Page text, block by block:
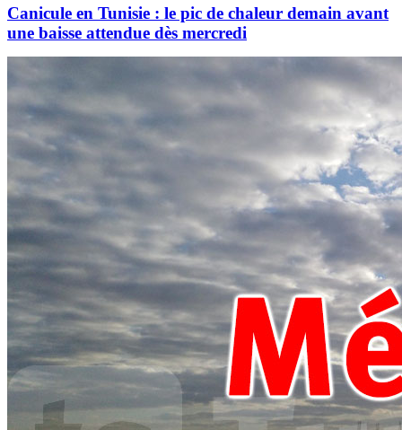
Canicule en Tunisie : le pic de chaleur demain avant
une baisse attendue dès mercredi